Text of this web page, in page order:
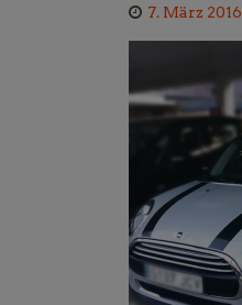
7. März 2016